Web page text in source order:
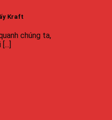
Kraft
chúng ta,